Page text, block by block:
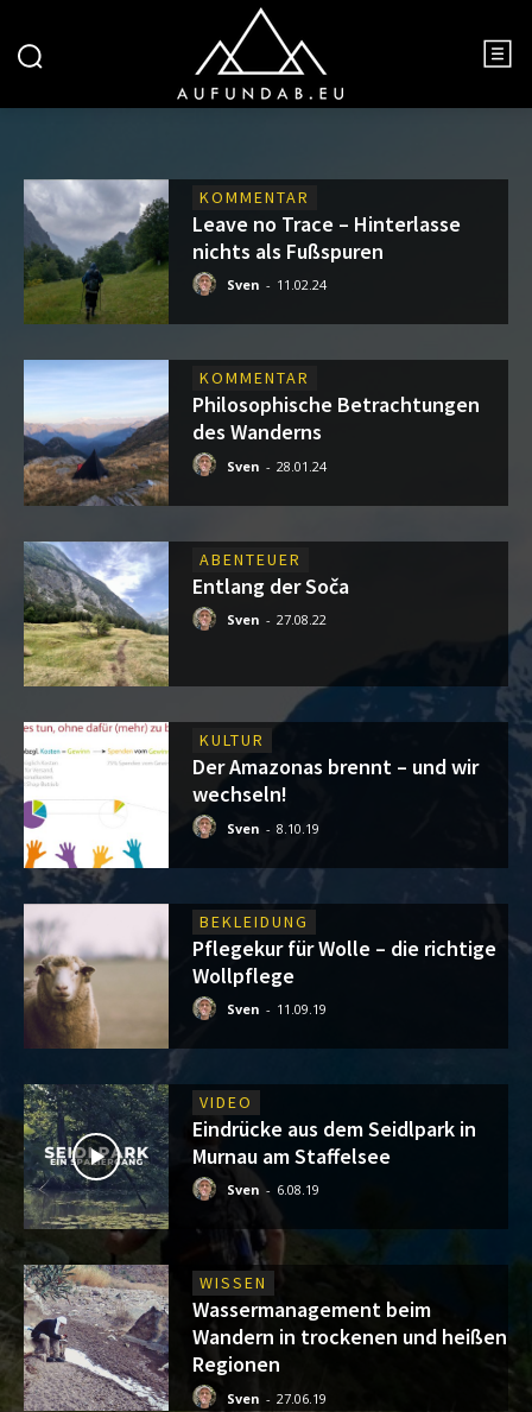
KOMMENTAR
Leave no Trace – Hinterlasse
nichts als Fußspuren
Sven - 11.02.24
KOMMENTAR
Philosophische Betrachtungen
des Wanderns
Sven - 28.01.24
ABENTEUER
Entlang der Soča
Sven - 27.08.22
KULTUR
Der Amazonas brennt – und wir
wechseln!
Sven - 8.10.19
BEKLEIDUNG
Pflegekur für Wolle – die richtige
Wollpflege
Sven - 11.09.19
VIDEO
Eindrücke aus dem Seidlpark in
Murnau am Staffelsee
Sven - 6.08.19
WISSEN
Wassermanagement beim
Wandern in trockenen und heißen
Regionen
Sven - 27.06.19